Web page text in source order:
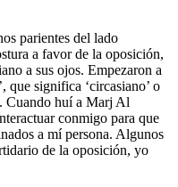
parientes del lado
a favor de la oposición,
a sus ojos. Empezaron a
’, que significa ‘circasiano’ o
Cuando huí a Marj Al
conmigo para que
a mí persona. Algunos
de la oposición, yo